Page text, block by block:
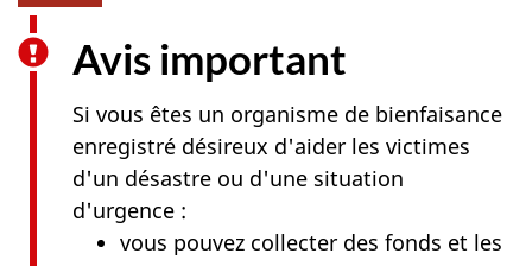
Avis important
Si vous êtes un organisme de bienfaisance
enregistré désireux d'aider les victimes
d'un désastre ou d'une situation
d'urgence :
vous pouvez collecter des fonds et les